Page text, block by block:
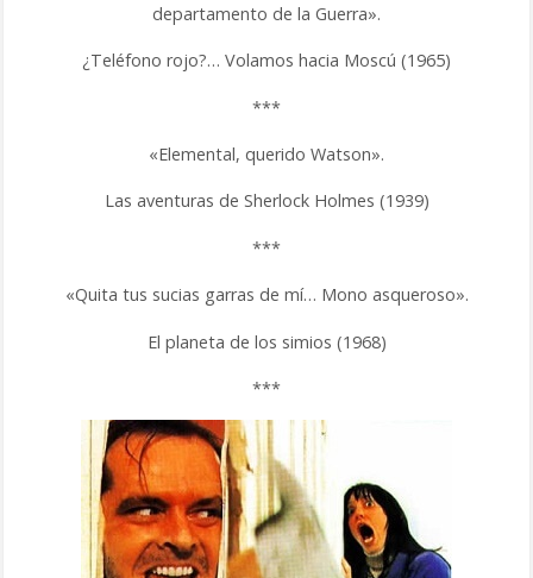
departamento de la Guerra».
¿Teléfono rojo?… Volamos hacia Moscú (1965)
***
«Elemental, querido Watson».
Las aventuras de Sherlock Holmes (1939)
***
«Quita tus sucias garras de mí… Mono asqueroso».
El planeta de los simios (1968)
***